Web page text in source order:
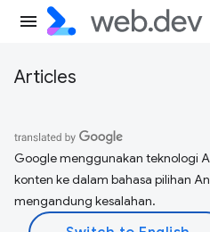
Articles
Google menggunakan teknologi
konten ke dalam bahasa pilihan
mengandung kesalahan.